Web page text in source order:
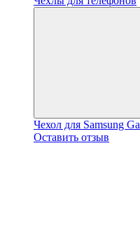
Чехол для Samsung
Оставить отзыв